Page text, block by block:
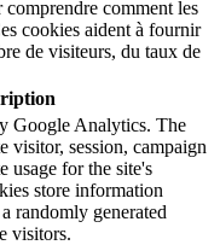
comment les
cookies aident à fournir
de visiteurs, du taux de
Google Analytics. The
visitor, session, campaign
usage for the site's
store information
randomly generated
visitors.